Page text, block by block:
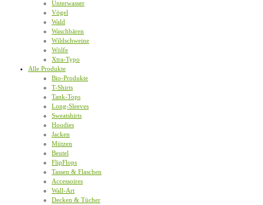
Unterwasser
Vögel
Wald
Waschbären
Wildschweine
Wölfe
Xtra-Typo
Alle Produkte
Bio-Produkte
T-Shirts
Tank-Tops
Long-Sleeves
Sweatshirts
Hoodies
Jacken
Mützen
Beutel
FlipFlops
Tassen & Flaschen
Accessoires
Wall-Art
Decken & Tücher